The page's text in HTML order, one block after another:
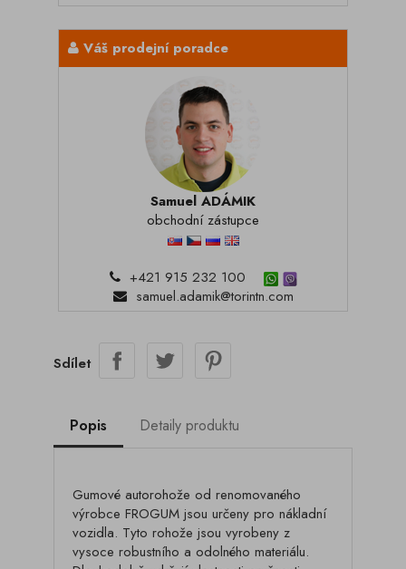
Váš prodejní poradce
Samuel ADÁMIK
obchodní zástupce
+421 915 232 100
samuel.adamik@torintn.com
Sdílet
Popis Detaily produktu
Gumové autorohože od renomovaného
výrobce FROGUM jsou určeny pro nákladní
vozidla. Tyto rohože jsou vyrobeny z
vysoce robustního a odolného materiálu.